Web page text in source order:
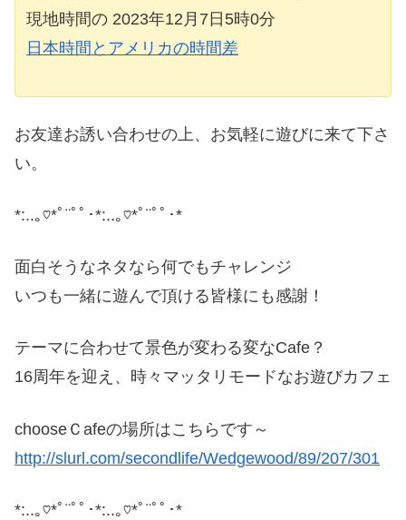
現地時間の 2023年12月7日5時0分
日本時間とアメリカの時間差
お友達お誘い合わせの上、お気軽に遊びに来て下さ
い。
*:..｡♡*ﾟ¨ﾟﾟ･*:..｡♡*ﾟ¨ﾟﾟ･*
面白そうなネタなら何でもチャレンジ
いつも一緒に遊んで頂ける皆様にも感謝！
テーマに合わせて景色が変わる変なCafe？
16周年を迎え、時々マッタリモードなお遊びカフェ
chooseＣafeの場所はこちらです～
http://slurl.com/secondlife/Wedgewood/89/207/301
*:..｡♡*ﾟ¨ﾟﾟ･*:..｡♡*ﾟ¨ﾟﾟ･*